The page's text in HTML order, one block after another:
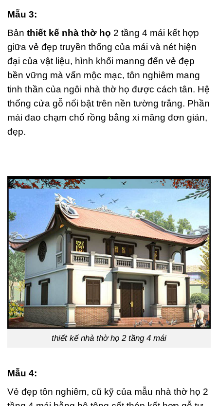
Mẫu 3:
Bản thiết kế nhà thờ họ 2 tầng 4 mái kết hợp
giữa vẻ đẹp truyền thống của mái và nét hiện
đại của vật liệu, hình khối manng đến vẻ đẹp
bền vững mà vấn mộc mạc, tôn nghiêm mang
tinh thần của ngôi nhà thờ họ được cách tân. Hệ
thống cửa gỗ nổi bật trên nền tường trắng. Phần
mái đao chạm chổ rồng bằng xi măng đơn giản,
đẹp.
thiết kế nhà thờ họ 2 tầng 4 mái
Mẫu 4:
Vẻ đẹp tôn nghiêm, cũ kỹ của mẫu nhà thờ họ 2